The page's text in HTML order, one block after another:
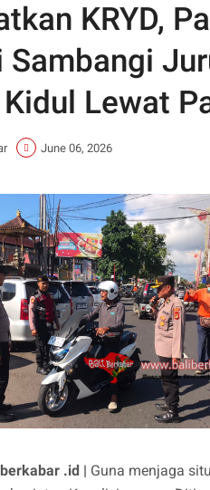
KRYD,
Sambangi
Lewat
June 06, 2026
.id | Guna menjaga